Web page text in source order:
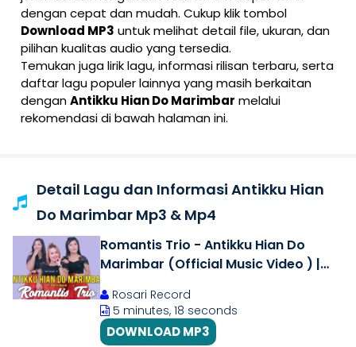
dengan cepat dan mudah. Cukup klik tombol
Download MP3 untuk melihat detail file, ukuran, dan
pilihan kualitas audio yang tersedia.
Temukan juga lirik lagu, informasi rilisan terbaru, serta
daftar lagu populer lainnya yang masih berkaitan
denganAntikku Hian Do Marimbar melalui
rekomendasi di bawah halaman ini.
Detail Lagu dan Informasi Antikku Hian
Do Marimbar Mp3 & Mp4
Romantis Trio - Antikku Hian Do
Marimbar (Official Music Video ) |
Rosari Record
5 minutes, 18 seconds
DOWNLOAD MP3